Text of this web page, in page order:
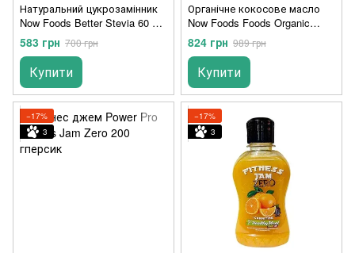
Натуральний цукрозамінник
Now Foods Better Stevia 60 мл
french vanilla
583 грн 700 грн
Купити
Органічне кокосове масло
Now Foods Foods Organic
Virgin Coconut Oil Natural 355
мл
824 грн 989 грн
Купити
−17%
3
−17%
3